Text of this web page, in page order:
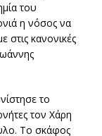
του
η νόσος να
κανονικές
το
τον Χάρη
Το σκάφος